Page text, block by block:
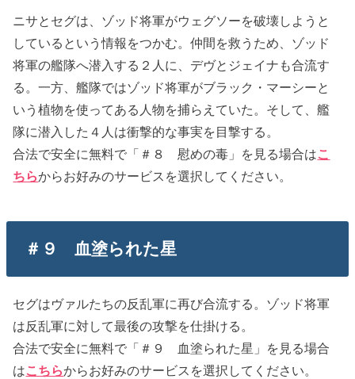
ニサとセグは、ゾッド将軍がウェグソーを破壊しようと
しているという情報をつかむ。仲間を救うため、ゾッド
将軍の艦隊へ潜入する２人に、デヴとジェイナも合流す
る。一方、艦隊ではゾッド将軍がブラック・マーシーと
いう植物を使ってある人物を捕らえていた。そして、艦
隊に潜入した４人は衝撃的な事実を目撃する。
合法で安全に無料で「＃８ 慰めの毒」を見る場合はこ
ちらからお好みのサービスを選択してください。
＃９ 血塗られた星
セグはヴァルたちの反乱軍に再び合流する。ゾッド将軍
は反乱軍に対して最後の攻撃を仕掛ける。
合法で安全に無料で「＃９ 血塗られた星」を見る場合
はこちらからお好みのサービスを選択してください。